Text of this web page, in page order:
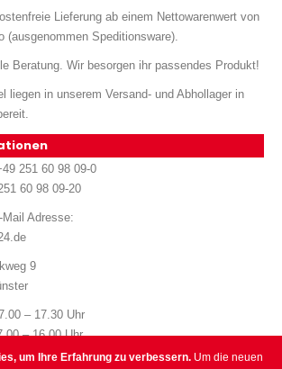
um Ihre Erfahrung zu verbessern. Um die neuen
Lieferung ab einem Nettowarenwert von
(ausgenommen Speditionsware).
Beratung. Wir besorgen ihr passendes Produkt!
liegen in unserem Versand- und Abhollager in
251 60 98 09-0
60 98 09-20
Mail Adresse:
9
– 17.30 Uhr
– 16.00 Uhr